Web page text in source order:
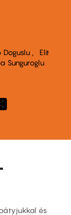
Doguslu
Elit
Sunguroglu
és